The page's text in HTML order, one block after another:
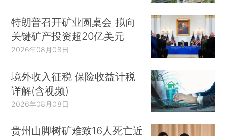
特朗普召开矿业圆桌会 拟向
关键矿产投资超20亿美元
2026年08月08日
境外收入征税 保险收益计税
详解(含视频)
2026年08月08日
贵州山脚树矿难致16人死亡近